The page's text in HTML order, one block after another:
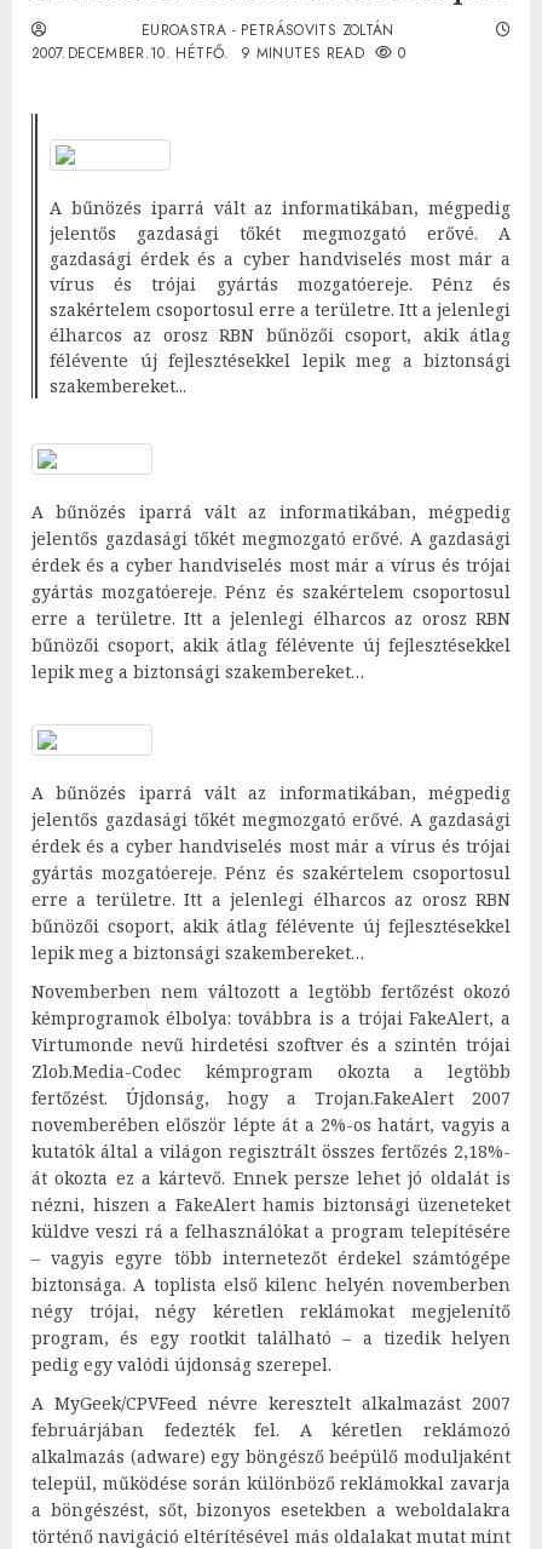
EUROASTRA - PETRÁSOVITS ZOLTÁN
2007.DECEMBER.10. HÉTFŐ.
9 MINUTES READ 0
A bűnözés iparrá vált az informatikában, mégpedig
jelentős gazdasági tőkét megmozgató erővé. A
gazdasági érdek és a cyber handviselés most már a
vírus és trójai gyártás mozgatóereje. Pénz és
szakértelem csoportosul erre a területre. Itt a jelenlegi
élharcos az orosz RBN bűnözői csoport, akik átlag
félévente új fejlesztésekkel lepik meg a biztonsági
szakembereket...
A bűnözés iparrá vált az informatikában, mégpedig
jelentős gazdasági tőkét megmozgató erővé. A gazdasági
érdek és a cyber handviselés most már a vírus és trójai
gyártás mozgatóereje. Pénz és szakértelem csoportosul
erre a területre. Itt a jelenlegi élharcos az orosz RBN
bűnözői csoport, akik átlag félévente új fejlesztésekkel
lepik meg a biztonsági szakembereket…
A bűnözés iparrá vált az informatikában, mégpedig
jelentős gazdasági tőkét megmozgató erővé. A gazdasági
érdek és a cyber handviselés most már a vírus és trójai
gyártás mozgatóereje. Pénz és szakértelem csoportosul
erre a területre. Itt a jelenlegi élharcos az orosz RBN
bűnözői csoport, akik átlag félévente új fejlesztésekkel
lepik meg a biztonsági szakembereket…
Novemberben nem változott a legtöbb fertőzést okozó
kémprogramok élbolya: továbbra is a trójai FakeAlert, a
Virtumonde nevű hirdetési szoftver és a szintén trójai
Zlob.Media-Codec kémprogram okozta a legtöbb
fertőzést. Újdonság, hogy a Trojan.FakeAlert 2007
novemberében először lépte át a 2%-os határt, vagyis a
kutatók által a világon regisztrált összes fertőzés 2,18%-
át okozta ez a kártevő. Ennek persze lehet jó oldalát is
nézni, hiszen a FakeAlert hamis biztonsági üzeneteket
küldve veszi rá a felhasználókat a program telepítésére
– vagyis egyre több internetezőt érdekel számtógépe
biztonsága. A toplista első kilenc helyén novemberben
négy trójai, négy kéretlen reklámokat megjelenítő
program, és egy rootkit található – a tizedik helyen
pedig egy valódi újdonság szerepel.
A MyGeek/CPVFeed névre keresztelt alkalmazást 2007
februárjában fedezték fel. A kéretlen reklámozó
alkalmazás (adware) egy böngésző beépülő moduljaként
települ, működése során különböző reklámokkal zavarja
a böngészést, sőt, bizonyos esetekben a weboldalakra
történő navigáció eltérítésével más oldalakat mutat mint